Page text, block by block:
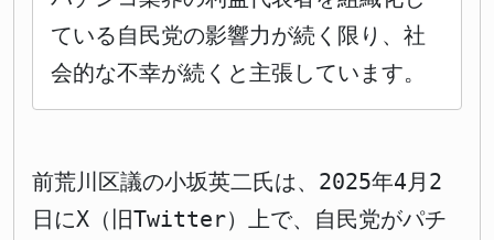
ている自民党の影響力が続く限り、社
会的な不幸が続くと主張しています。
前荒川区議の小坂英二氏は、2025年4月2
日にX（旧Twitter）上で、自民党がパチ